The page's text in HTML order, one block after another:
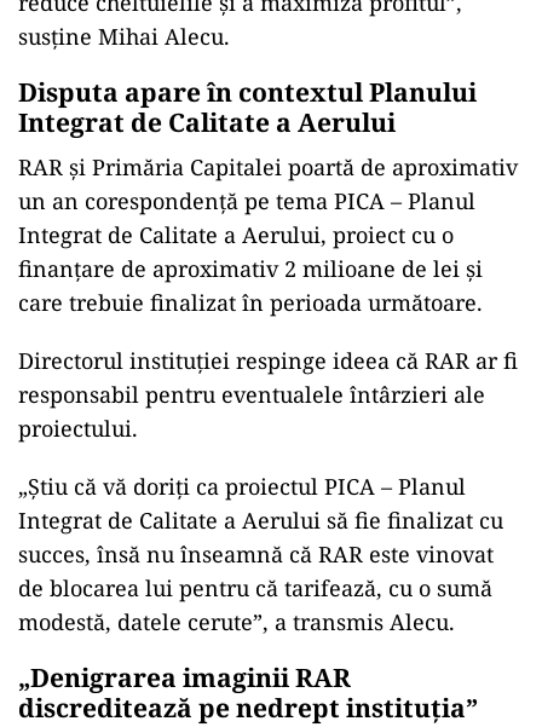
susține Mihai Alecu.
Disputa apare în contextul Planului
Integrat de Calitate a Aerului
RAR și Primăria Capitalei poartă de aproximativ
un an corespondență pe tema PICA – Planul
Integrat de Calitate a Aerului, proiect cu o
finanțare de aproximativ 2 milioane de lei și
care trebuie finalizat în perioada următoare.
Directorul instituției respinge ideea că RAR ar fi
responsabil pentru eventualele întârzieri ale
proiectului.
„Știu că vă doriți ca proiectul PICA – Planul
Integrat de Calitate a Aerului să fie finalizat cu
succes, însă nu înseamnă că RAR este vinovat
de blocarea lui pentru că tarifează, cu o sumă
modestă, datele cerute”, a transmis Alecu.
„Denigrarea imaginii RAR
discreditează pe nedrept instituția”